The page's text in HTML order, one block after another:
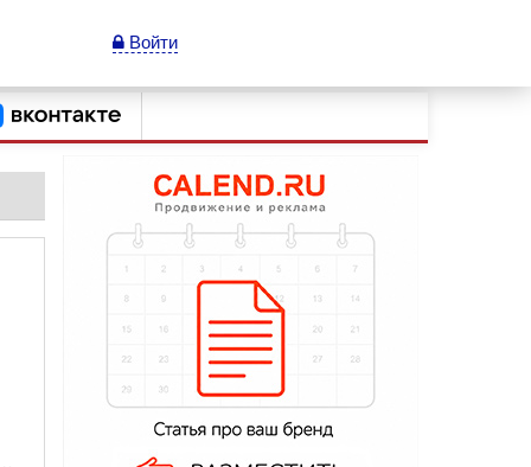
Войти